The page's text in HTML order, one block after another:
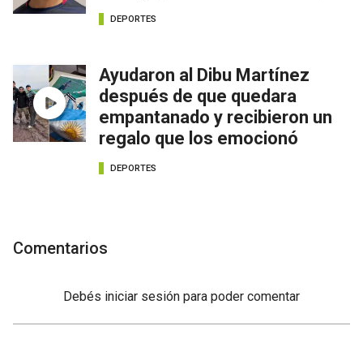
DEPORTES
Ayudaron al Dibu Martínez
después de que quedara
empantanado y recibieron un
regalo que los emocionó
DEPORTES
Comentarios
Debés iniciar sesión para poder comentar